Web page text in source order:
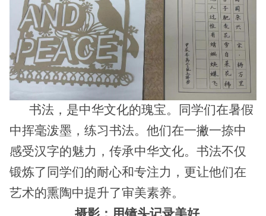
书法，是中华文化的瑰宝。同学们在暑假
中挥毫泼墨，练习书法。他们在一撇一捺中
感受汉字的魅力，传承中华文化。书法不仅
锻炼了同学们的耐心和专注力，更让他们在
艺术的熏陶中提升了审美素养。